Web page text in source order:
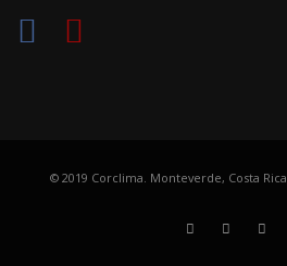
© 2019 Corclima. Monteverde, Costa Rica